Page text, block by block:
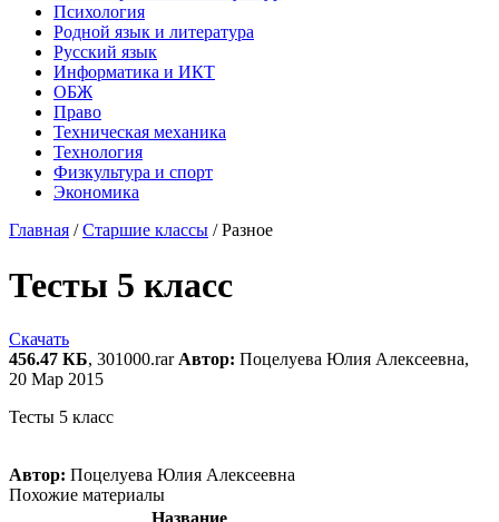
Психология
Родной язык и литература
Русский язык
Информатика и ИКТ
ОБЖ
Право
Техническая механика
Технология
Физкультура и спорт
Экономика
Главная /Старшие классы /Разное
Тесты 5 класс
Скачать
456.47 КБ, 301000.rar Автор: Поцелуева Юлия Алексеевна,
20 Мар 2015
Тесты 5 класс
Автор: Поцелуева Юлия Алексеевна
Похожие материалы